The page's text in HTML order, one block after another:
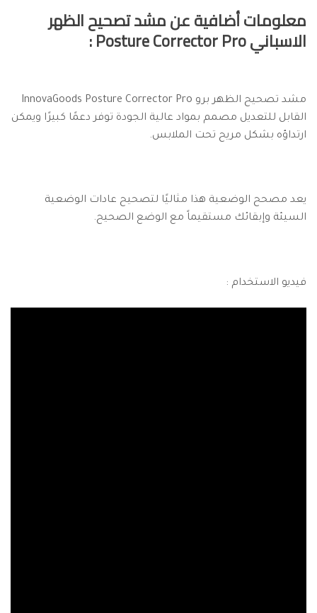
معلومات أضافية عن مشد تصحيح الظهر
الاسباني Posture Corrector Pro :
مشد تصحيح الظهر برو InnovaGoods Posture Corrector Pro
القابل للتعديل مصمم بمواد عالية الجودة توفر دعمًا كبيرًا ويمكن
ارتداؤه بشكل مريح تحت الملابس.
يعد مصحح الوضعية هذا مثاليًا لتصحيح عادات الوضعية
السيئة وإبقائك مستقيماً مع الوضع الصحيح.
فيديو الاستخدام :